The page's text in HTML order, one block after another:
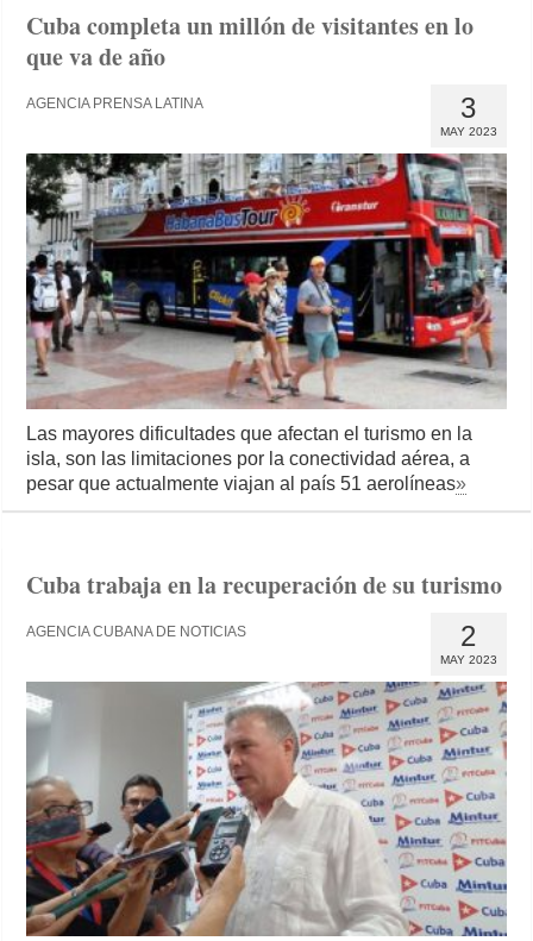
Cuba completa un millón de visitantes en lo
que va de año
3
MAY 2023
AGENCIA PRENSA LATINA
Las mayores dificultades que afectan el turismo en la
isla, son las limitaciones por la conectividad aérea, a
pesar que actualmente viajan al país 51 aerolíneas»
Cuba trabaja en la recuperación de su turismo
2
MAY 2023
AGENCIA CUBANA DE NOTICIAS